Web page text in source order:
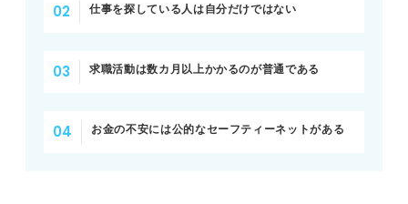
仕事を探している人は自分だけではない
求職活動は数カ月以上かかるのが普通である
お金の不安には公的なセーフティーネットがある